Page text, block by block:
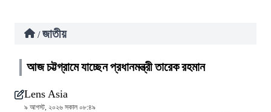
/ জাতীয়
আজ চট্টগ্রামে যাচ্ছেন প্রধানমন্ত্রী তারেক রহমান
Lens Asia
৯ আগস্ট, ২০২৬ সকাল ০৮:৪৯